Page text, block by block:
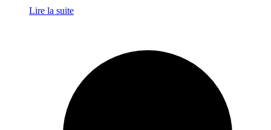
Lire la suite